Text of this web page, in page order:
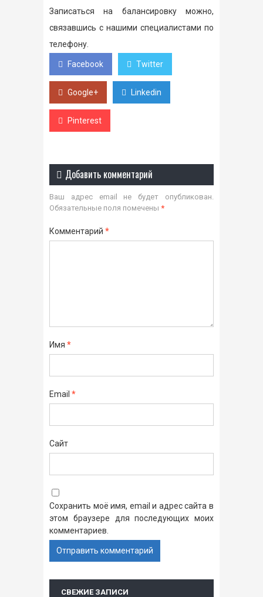
Записаться на балансировку можно,
связавшись с нашими специалистами по
телефону.
Facebook Twitter
Google+ Linkedin
Pinterest
Добавить комментарий
Ваш адрес email не будет опубликован.
Обязательные поля помечены *
Комментарий *
Имя *
Email *
Сайт
Сохранить моё имя, email и адрес сайта в
этом браузере для последующих моих
комментариев.
СВЕЖИЕ ЗАПИСИ